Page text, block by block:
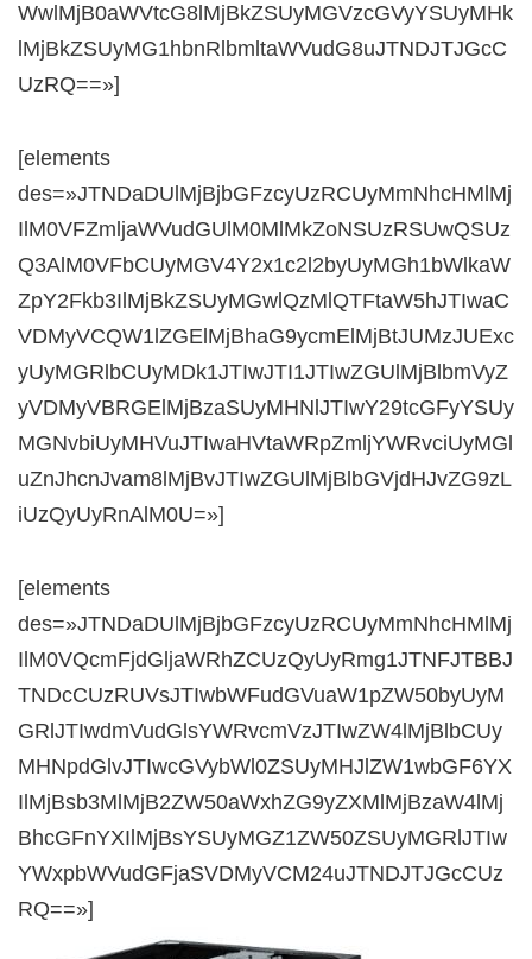
WwlMjB0aWVtcG8lMjBkZSUyMGVzcGVyYSUyMHk
lMjBkZSUyMG1hbnRlbmltaWVudG8uJTNDJTJGcC
UzRQ==»]
[elements
des=»JTNDaDUlMjBjbGFzcyUzRCUyMmNhcHMlMj
IlM0VFZmljaWVudGUlM0MlMkZoNSUzRSUwQSUz
Q3AlM0VFbCUyMGV4Y2x1c2l2byUyMGh1bWlkaW
ZpY2Fkb3IlMjBkZSUyMGwlQzMlQTFtaW5hJTIwaC
VDMyVCQW1lZGElMjBhaG9ycmElMjBtJUMzJUExc
yUyMGRlbCUyMDk1JTIwJTI1JTIwZGUlMjBlbmVyZ
yVDMyVBRGElMjBzaSUyMHNlJTIwY29tcGFyYSUy
MGNvbiUyMHVuJTIwaHVtaWRpZmljYWRvciUyMGl
uZnJhcnJvam8lMjBvJTIwZGUlMjBlbGVjdHJvZG9zL
iUzQyUyRnAlM0U=»]
[elements
des=»JTNDaDUlMjBjbGFzcyUzRCUyMmNhcHMlMj
IlM0VQcmFjdGljaWRhZCUzQyUyRmg1JTNFJTBBJ
TNDcCUzRUVsJTIwbWFudGVuaW1pZW50byUyM
GRlJTIwdmVudGlsYWRvcmVzJTIwZW4lMjBlbCUy
MHNpdGlvJTIwcGVybWl0ZSUyMHJlZW1wbGF6YX
IlMjBsb3MlMjB2ZW50aWxhZG9yZXMlMjBzaW4lMj
BhcGFnYXIlMjBsYSUyMGZ1ZW50ZSUyMGRlJTIw
YWxpbWVudGFjaSVDMyVCM24uJTNDJTJGcCUz
RQ==»]